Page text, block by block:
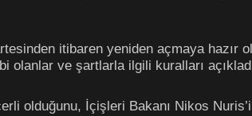
itibaren yeniden açmaya hazır
olanlar ve şartlarla ilgili kuralları
olduğunu, İçişleri Bakanı Nikos